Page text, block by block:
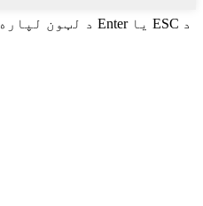
د لټون لپاره Enter یا ESC د